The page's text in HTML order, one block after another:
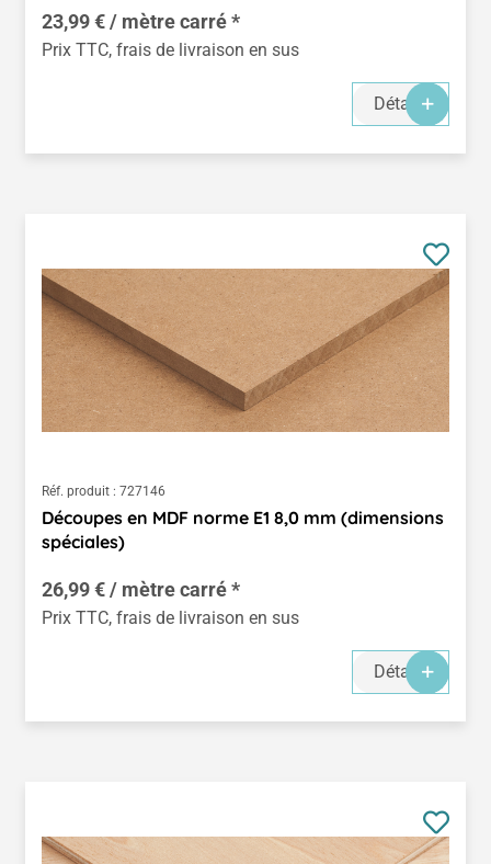
23,99 € / mètre carré *
Prix TTC, frais de livraison en sus
Détails
Réf. produit : 727146
Découpes en MDF norme E1 8,0 mm (dimensions
spéciales)
26,99 € / mètre carré *
Prix TTC, frais de livraison en sus
Détails